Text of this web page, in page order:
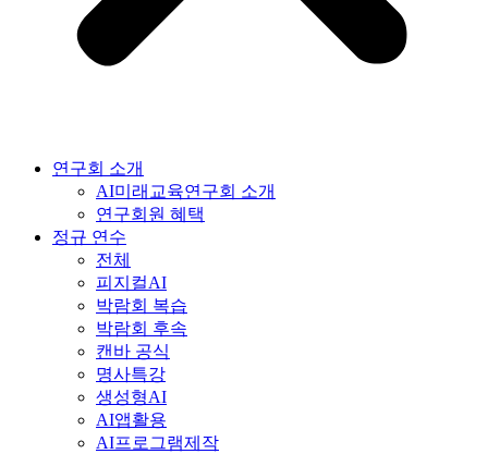
연구회 소개
AI미래교육연구회 소개
연구회원 혜택
정규 연수
전체
피지컬AI
박람회 복습
박람회 후속
캔바 공식
명사특강
생성형AI
AI앱활용
AI프로그램제작